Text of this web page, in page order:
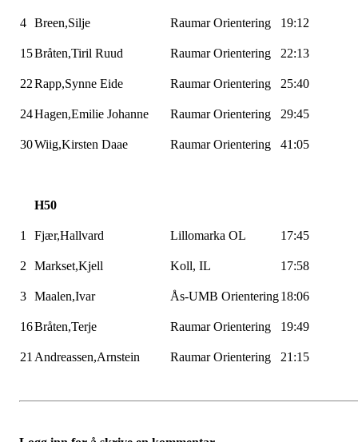
4 Breen,Silje RaumarOrientering 19:12
15Bråten,Tiril Ruud RaumarOrientering 22:13
22Rapp,Synne Eide RaumarOrientering 25:40
24Hagen,Emilie Johanne RaumarOrientering 29:45
30Wiig,Kirsten Daae RaumarOrientering 41:05
H50
1 Fjær,Hallvard Lillomarka OL 17:45
2 Markset,Kjell Koll, IL 17:58
3 Maalen,Ivar Ås-UMB Orientering18:06
16Bråten,Terje RaumarOrientering 19:49
21 Andreassen,Arnstein RaumarOrientering 21:15